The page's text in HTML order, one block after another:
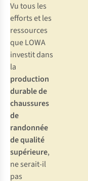
Vu tous les
efforts et les
ressources
que LOWA
investit dans
la
production
durable de
chaussures
de
randonnée
de qualité
supérieure,
ne serait-il
pas